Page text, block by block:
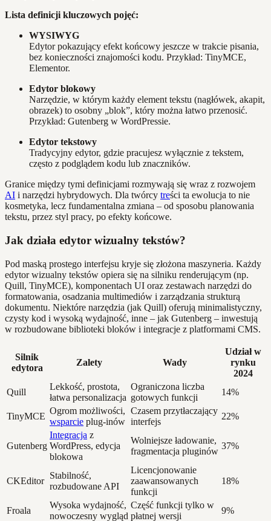
Lista definicji kluczowych pojęć:
WYSIWYG
Edytor pokazujący efekt końcowy jeszcze w trakcie pisania,
bez konieczności znajomości kodu. Przykład: TinyMCE,
Elementor.
Edytor blokowy
Narzędzie, w którym każdy element tekstu (nagłówek, akapit,
obrazek) to osobny „blok”, który można łatwo przenosić.
Przykład: Gutenberg w WordPressie.
Edytor tekstowy
Tradycyjny edytor, gdzie pracujesz wyłącznie z tekstem,
często z podglądem kodu lub znaczników.
Granice między tymi definicjami rozmywają się wraz z rozwojem
AI i narzędzi hybrydowych. Dla twórcy treści ta ewolucja to nie
kosmetyka, lecz fundamentalna zmiana – od sposobu planowania
tekstu, przez styl pracy, po efekty końcowe.
Jak działa edytor wizualny tekstów?
Pod maską prostego interfejsu kryje się złożona maszyneria. Każdy
edytor wizualny tekstów opiera się na silniku renderującym (np.
Quill, TinyMCE), komponentach UI oraz zestawach narzędzi do
formatowania, osadzania multimediów i zarządzania strukturą
dokumentu. Niektóre narzędzia (jak Quill) oferują minimalistyczny,
czysty kod i wysoką wydajność, inne – jak Gutenberg – inwestują
w rozbudowane biblioteki bloków i integracje z platformami CMS.
Silnik
edytora
Zalety Wady
Udział w
rynku
2024
Quill
Lekkość, prostota,
łatwa personalizacja
Ograniczona liczba
gotowych funkcji
14%
TinyMCE
Ogrom możliwości,
wsparcie plug-inów
Czasem przytłaczający
interfejs
22%
Gutenberg
Integracja z
WordPress, edycja
blokowa
Wolniejsze ładowanie,
fragmentacja pluginów
37%
CKEditor
Stabilność,
rozbudowane API
Licencjonowanie
zaawansowanych
funkcji
18%
Froala
Wysoka wydajność,
nowoczesny wygląd
Część funkcji tylko w
płatnej wersji
9%